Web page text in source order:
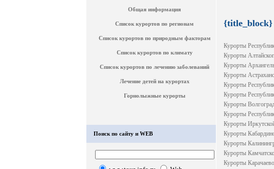
Общая информация
Список курортов по регионам
Список курортов по природным факторам
Список курортов по климату
Список курортов по лечению заболеваний
Лечение детей на курортах
Горнолыжные курорты
Поиск по сайту и WEB
{title_block}
Курорты
Курорты
Курорты
Курорты
Курорты
Курорты
Курорты
Курорты
Курорты
Курорты
Курорты
Курорты
Курорты